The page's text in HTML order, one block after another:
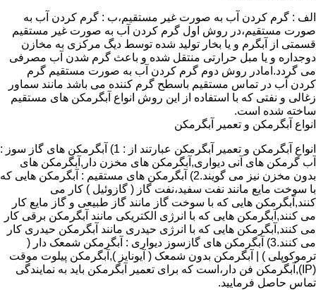
الف : گرم کردن آب به صورت غیر مستقیم،ب : گرم کردن آب به
صورت مستقیم،در روش اول گرم کردن آب به صورت غیر مستقیم
قسمتی از آبگرم و یا بخار تولید شده توسط دیگ مرکزی به مخازن
دوجداره و یا مبل حرارتی منتقل شده و باعث گرم شدن آب مصرفی
می گردد.امادر روش دوم گرم کردن آب به صورت مستقیم گرم
کردن آب در تماس مستقیم باسطح گرم کننده می باشد مانند سماور
زغالی و نفتی که با استفاده از این روش انواع آبگرمکن های مستقیم
ساخته شده است.
انواع آبگرمکن و تعمیر آبگرمکن
انواع آبگرمکن و تعمیر آبگرمکن عبارتند از : 1) آبگرمکن های گاز سوز :
آب گرمکن های آنی دیواری,آبگرمکن های مخزن دار,آبگرمکن های
بدون مخزن نیز می گویند.2) آبگرمکن های مستقیم : آبگرمکن هایی که
با سوخت مایع مانند نفت سفید،نفت گاز ( گازوئیل ) کار می
کنند,آبگرمکن هایی که با سوخت گاز مانند گاز طبیعی و گاز مایع کار
می کنند,آبگرمکن هایی که با انرژی الکتریکی مانند آبگرمکن برقی کار
می کنند,آبگرمکن هایی که با انرژی حیدری مانند آبگرمکن حیدری کار
می کنند.3) آبگرمکن های گازسوز دیواری : آبگرمکن شمعک دار (
ترموکوپلی ) | آبگرمکن بدون شمعک ( آیونایز ),آبگرمکن پیلوت موقت
(IP),آبگرمکن فن دار،است که برای تعمیر آبگرمکن باید به نمایندگی
تماس حاصل فرمایید.